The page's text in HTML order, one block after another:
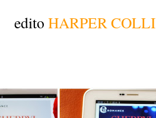
edito HARPER